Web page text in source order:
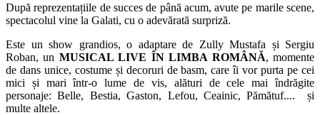
După reprezentațiile de succes de până acum, avute pe marile scene,
spectacolul vine la Galati, cu o adevărată surpriză.
Este un show grandios, o adaptare de Zully Mustafa și Sergiu
Roban, un MUSICAL LIVE ÎN LIMBA ROMÂNĂ, momente
de dans unice, costume și decoruri de basm, care îi vor purta pe cei
mici și mari într-o lume de vis, alături de cele mai îndrăgite
personaje: Belle, Bestia, Gaston, Lefou, Ceainic, Pămătuf.... și
multe altele.